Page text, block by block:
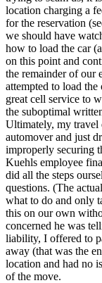
location charging a
for the reservation
we should have
how to load the car
on this point and
the remainder of our
attempted to load
great cell service to
the suboptimal
Ultimately, my travel
automover and just
improperly securing
Kuehls employee
did all the steps
questions. (The
what to do and only
this on our own
concerned he was
liability, I offered to
away (that was the
location and had no
of the move.